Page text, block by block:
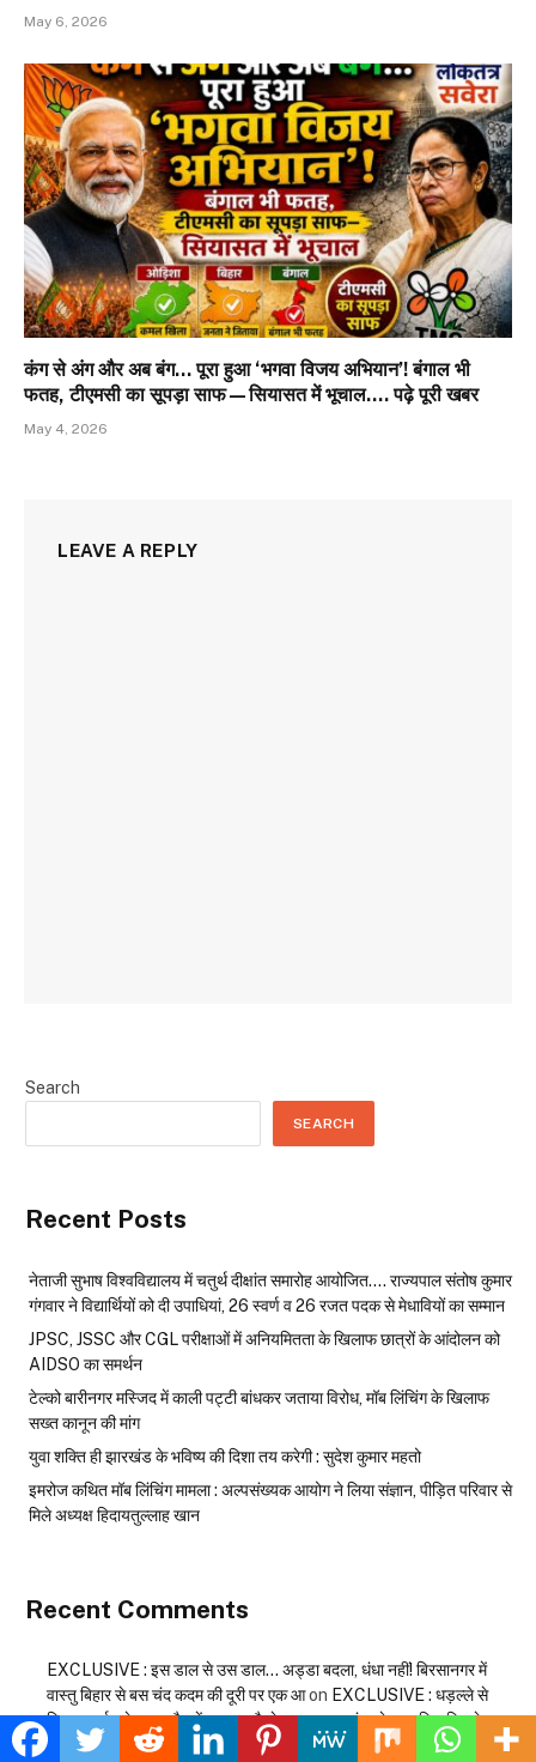
May 6, 2026
कंग से अंग और अब बंग… पूरा हुआ ‘भगवा विजय अभियान’! बंगाल भी
फतह, टीएमसी का सूपड़ा साफ—सियासत में भूचाल…. पढ़े पूरी खबर
May 4, 2026
LEAVE A REPLY
Search
SEARCH
Recent Posts
नेताजी सुभाष विश्वविद्यालय में चतुर्थ दीक्षांत समारोह आयोजित…. राज्यपाल संतोष कुमार
गंगवार ने विद्यार्थियों को दी उपाधियां, 26 स्वर्ण व 26 रजत पदक से मेधावियों का सम्मान
JPSC, JSSC और CGL परीक्षाओं में अनियमितता के खिलाफ छात्रों के आंदोलन को
AIDSO का समर्थन
टेल्को बारीनगर मस्जिद में काली पट्टी बांधकर जताया विरोध, मॉब लिंचिंग के खिलाफ
सख्त कानून की मांग
युवा शक्ति ही झारखंड के भविष्य की दिशा तय करेगी : सुदेश कुमार महतो
इमरोज कथित मॉब लिंचिंग मामला : अल्पसंख्यक आयोग ने लिया संज्ञान, पीड़ित परिवार से
मिले अध्यक्ष हिदायतुल्लाह खान
Recent Comments
EXCLUSIVE : इस डाल से उस डाल… अड्डा बदला, धंधा नहीं! बिरसानगर में
वास्तु बिहार से बस चंद कदम की दूरी पर एक आon EXCLUSIVE : धड़ल्ले से
विजया गार्डन के एक फ्लैट में चल रहा है, देह व्यापार का गंदा खेल, आखिर किसके
संरक्षण में चल रहा है इस तरह का घिनौना खेल ??